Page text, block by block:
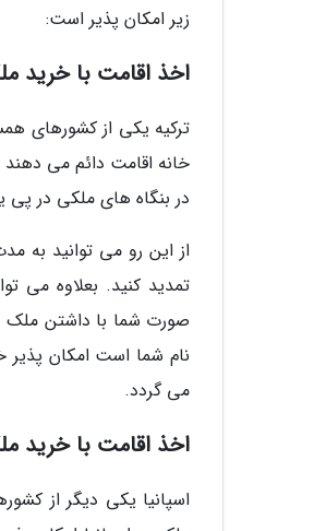
زیر امکان پذیر است:
اخذ اقامت با خرید
ترکیه یکی از کشورهای
خانه اقامت دائم می دهند
در بنگاه های ملکی در پی یک
از این رو می توانید به
تمدید کنید. بعلاوه می
صورت شما با داشتن ملک
می گردد.
اخذ اقامت با خرید